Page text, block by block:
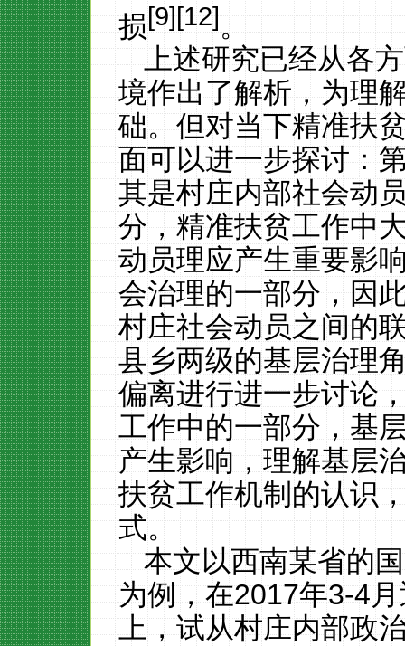
损[9][12]。
上述研究已经从各
境作出了解析，为理
础。但对当下精准扶
面可以进一步探讨：
其是村庄内部社会动
分，精准扶贫工作中
动员理应产生重要影
会治理的一部分，因
村庄社会动员之间的
县乡两级的基层治理
偏离进行进一步讨论
工作中的一部分，基
产生影响，理解基层
扶贫工作机制的认识
式。
本文以西南某省的
为例，在2017年3-4
上，试从村庄内部政